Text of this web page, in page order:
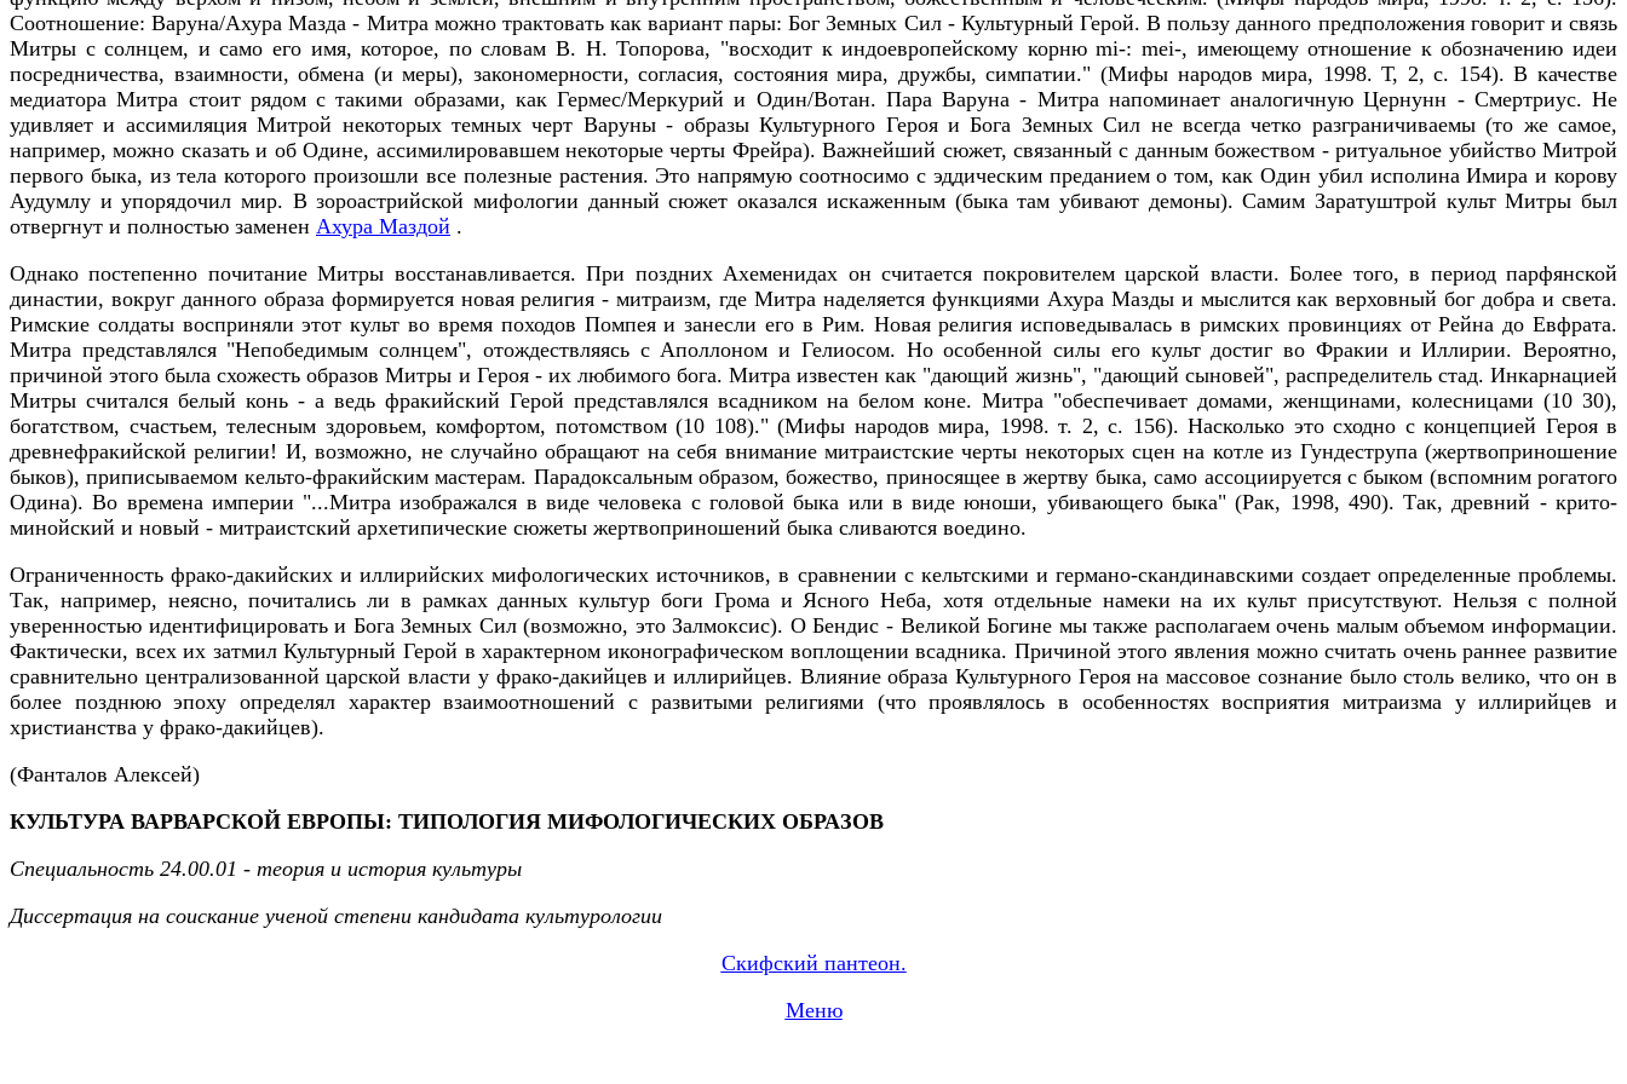
Соотношение: Варуна/Ахура Мазда - Митра можно трактовать как вариант пары: Бог Земных Сил - Культурный Герой. В пользу данного предположения говорит и связь
Митры с солнцем, и само его имя, которое, по словам В. Н. Топорова, "восходит к индоевропейскому корню mi-: mei-, имеющему отношение к обозначению идеи
посредничества, взаимности, обмена (и меры), закономерности, согласия, состояния мира, дружбы, симпатии." (Мифы народов мира, 1998. Т, 2, с. 154). В качестве
медиатора Митра стоит рядом с такими образами, как Гермес/Меркурий и Один/Вотан. Пара Варуна - Митра напоминает аналогичную Цернунн - Смертриус. Не
удивляет и ассимиляция Митрой некоторых темных черт Варуны - образы Культурного Героя и Бога Земных Сил не всегда четко разграничиваемы (то же самое,
например, можно сказать и об Одине, ассимилировавшем некоторые черты Фрейра). Важнейший сюжет, связанный с данным божеством - ритуальное убийство Митрой
первого быка, из тела которого произошли все полезные растения. Это напрямую соотносимо с эддическим преданием о том, как Один убил исполина Имира и корову
Аудумлу и упорядочил мир. В зороастрийской мифологии данный сюжет оказался искаженным (быка там убивают демоны). Самим Заратуштрой культ Митры был
отвергнут и полностью заменен Ахура Маздой .
Однако постепенно почитание Митры восстанавливается. При поздних Ахеменидах он считается покровителем царской власти. Более того, в период парфянской
династии, вокруг данного образа формируется новая религия - митраизм, где Митра наделяется функциями Ахура Мазды и мыслится как верховный бог добра и света.
Римские солдаты восприняли этот культ во время походов Помпея и занесли его в Рим. Новая религия исповедывалась в римских провинциях от Рейна до Евфрата.
Митра представлялся "Непобедимым солнцем", отождествляясь с Аполлоном и Гелиосом. Но особенной силы его культ достиг во Фракии и Иллирии. Вероятно,
причиной этого была схожесть образов Митры и Героя - их любимого бога. Митра известен как "дающий жизнь", "дающий сыновей", распределитель стад. Инкарнацией
Митры считался белый конь - а ведь фракийский Герой представлялся всадником на белом коне. Митра "обеспечивает домами, женщинами, колесницами (10 30),
богатством, счастьем, телесным здоровьем, комфортом, потомством (10 108)." (Мифы народов мира, 1998. т. 2, с. 156). Насколько это сходно с концепцией Героя в
древнефракийской религии! И, возможно, не случайно обращают на себя внимание митраистские черты некоторых сцен на котле из Гундеструпа (жертвоприношение
быков), приписываемом кельто-фракийским мастерам. Парадоксальным образом, божество, приносящее в жертву быка, само ассоциируется с быком (вспомним рогатого
Одина). Во времена империи "...Митра изображался в виде человека с головой быка или в виде юноши, убивающего быка" (Рак, 1998, 490). Так, древний - крито-
минойский и новый - митраистский архетипические сюжеты жертвоприношений быка сливаются воедино.
Ограниченность фрако-дакийских и иллирийских мифологических источников, в сравнении с кельтскими и германо-скандинавскими создает определенные проблемы.
Так, например, неясно, почитались ли в рамках данных культур боги Грома и Ясного Неба, хотя отдельные намеки на их культ присутствуют. Нельзя с полной
уверенностью идентифицировать и Бога Земных Сил (возможно, это Залмоксис). О Бендис - Великой Богине мы также располагаем очень малым объемом информации.
Фактически, всех их затмил Культурный Герой в характерном иконографическом воплощении всадника. Причиной этого явления можно считать очень раннее развитие
сравнительно централизованной царской власти у фрако-дакийцев и иллирийцев. Влияние образа Культурного Героя на массовое сознание было столь велико, что он в
более позднюю эпоху определял характер взаимоотношений с развитыми религиями (что проявлялось в особенностях восприятия митраизма у иллирийцев и
христианства у фрако-дакийцев).
(Фанталов Алексей)
КУЛЬТУРА ВАРВАРСКОЙ ЕВРОПЫ: ТИПОЛОГИЯ МИФОЛОГИЧЕСКИХ ОБРАЗОВ
Специальность 24.00.01 - теория и история культуры
Диссертация на соискание ученой степени кандидата культурологии
Скифский пантеон.
Меню